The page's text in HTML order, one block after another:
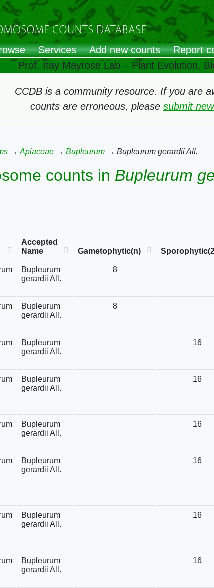
Services Add new counts Report
Prof. Itay Mayrose Lab – Plant Evolution,
CCDB is a community resource. If you are
counts are erroneous, please submit
→ Apiaceae → Bupleurum → Bupleurum gerardii All.
counts in Bupleurum
Accepted
Name
Gametophytic(n)
Bupleurum
gerardii All.
8
Bupleurum
gerardii All.
8
Bupleurum
gerardii All.
16
Bupleurum
gerardii All.
16
Bupleurum
gerardii All.
16
Bupleurum
gerardii All.
16
Bupleurum
gerardii All.
16
Bupleurum
gerardii All.
16